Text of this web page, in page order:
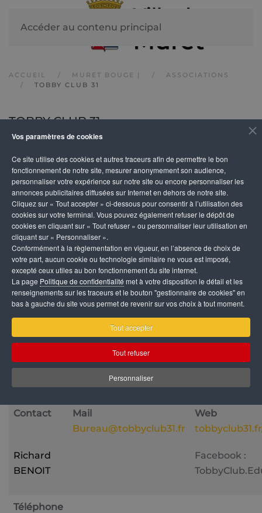
Vos paramètres de cookies
Ce site utilise des cookies et autres traceurs afin de permettre le bon
fonctionnement de notre site, mesurer anonymement son audience,
personnaliser votre expérience sur notre site ou encore personnaliser les
annonces publicitaires diffusées sur Internet en dehors de notre site.
Cliquez sur « Tout accepter » ci-dessous pour consentir à l’utilisation des
cookies sur votre terminal. Vous pouvez également refuser le dépôt de
cookies en cliquant sur « Tout refuser » ou personnaliser leur utilisation en
cliquant sur « Personnaliser ».
Conformément à la règlementation en vigueur, en l’absence de choix de
votre part, aucun cookie ou technologie similaire ne vous est imposé,
excepté ceux utiles au bon fonctionnement du site internet.
La page Politique de confidentialité met à votre disposition le détail et les
renseignements sur les traceurs et le bouton "gestionnaire de cookies" en
bas à gauche du site vous permet de revenir sur vos choix à tout moment.
Tout accepter
Tout refuser
Personnaliser
Accéder au contenu principal
ACCUEIL MURET BOUGE |
ASSOCIATIONS
TOBBY CLUB 31
TOBBY CLUB 31
DESCRIPTION
Association d'éducation canine ayant pour
activités : l'école des chiots, l'éducation canine, les
balades avec nos amis à 4 pattes, les jeux canins...
aussi : l’Agility, l’Oberythmée, le Hooper, le Treiball, la
recherche olfactive. Par cours collectifs ou cours
individuel (apprentissage des ordres, renforcement
ordres, problèmes de comportement). Le tout dans
bonne humeur, le respect, la confiance et dans le jeu
avec le chien. La méthode positive, une relation de
confiance.
Contact
Richard
BENOIT
Mail
Bureau@tobbyclub31.fr
Web
Facebook :
Téléphone